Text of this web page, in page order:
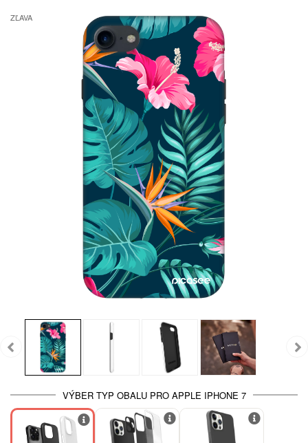
ZĽAVA
VÝBER TYP OBALU PRO APPLE IPHONE 7
-29%